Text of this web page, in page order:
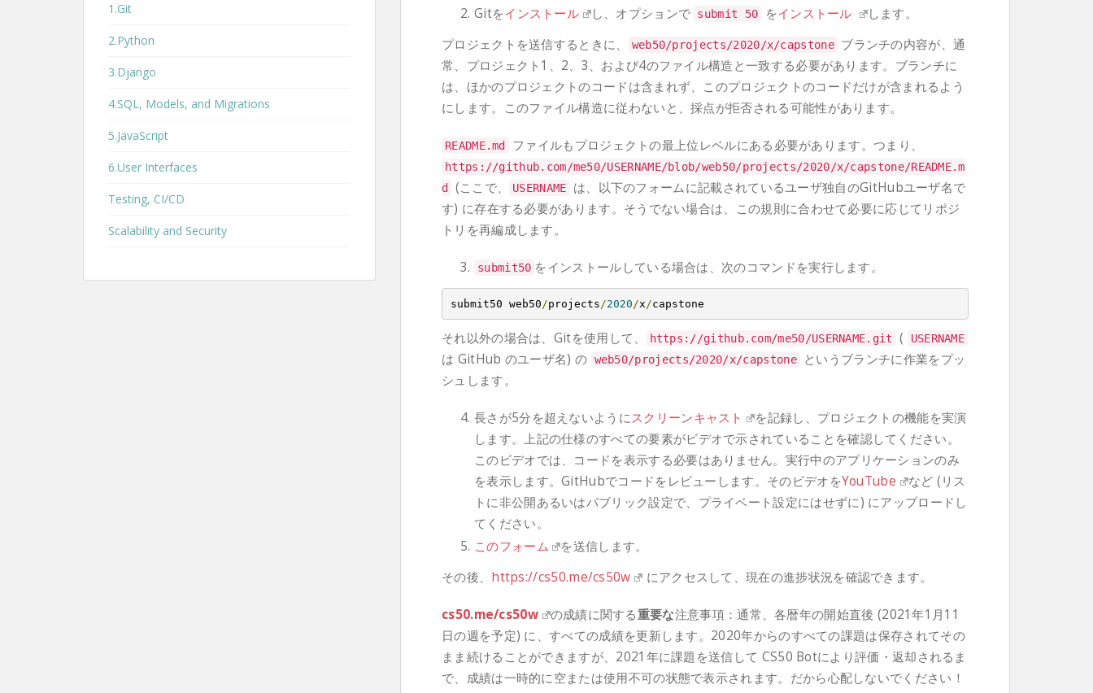
Gitをインストール し、オプションで submit 50 をインストール
します。
プロジェクトを送信するときに、
web50/projects/2020/x/capstone ブランチの内容が、通
常、プロジェクト1、2、3、および4のファイル構造と一致する必要があります。ブランチに
は、ほかのプロジェクトのコードは含まれず、このプロジェクトのコードだけが含まれるよう
にします。このファイル構造に従わないと、採点が拒否される可能性があります。
README.md ファイルもプロジェクトの最上位レベルにある必要があります。つまり、
https : //github.com/me50/USERNAME/blob/web50/projects/2020/x/capstone/README.m
d
(ここで、 USERNAME
は、以下のフォームに記載されているユーザ独自のGitHubユーザ名で
す) に存在する必要があります。そうでない場合は、この規則に合わせて必要に応じてリポジ
トリを再編成します。
submit50 をインストールしている場合は、次のコマンドを実行します。
submit50 web50 /projects /2020 /x /capstone
それ以外の場合は、Gitを使用して、 https : //github.com/me50/USERNAME.git ( USERNAME
は GitHub のユーザ名) の web50/projects/2020/x/capstone
というブランチに作業をプッ
シュします。
長さが5分を超えないようにスクリーンキャスト
を記録し、プロジェクトの機能を実演
します。上記の仕様のすべての要素がビデオで示されていることを確認してください。
このビデオでは、コードを表示する必要はありません。実行中のアプリケーションのみ
を表示します。GitHubでコードをレビューします。そのビデオをYouTube
など (リス
トに非公開あるいはパブリック設定で、プライベート設定にはせずに) にアップロードし
てください。
このフォーム
を送信します。
その後、 https://cs50.me/cs50w にアクセスして、現在の進捗状況を確認できます。
cs50.me/cs50w の成績に関する重要な注意事項：通常、各暦年の開始直後 (2021年1月11
日の週を予定) に、すべての成績を更新します。2020年からのすべての課題は保存されてその
まま続けることができますが、2021年に課題を送信して CS50 Botにより評価・返却されるま
で、成績は一時的に空または使用不可の状態で表示されます。だから心配しないでください！
1.Git
2.Python
3.Django
4.SQL, Models, and Migrations
5.JavaScript
6.User Interfaces
Testing, CI/CD
Scalability and Security